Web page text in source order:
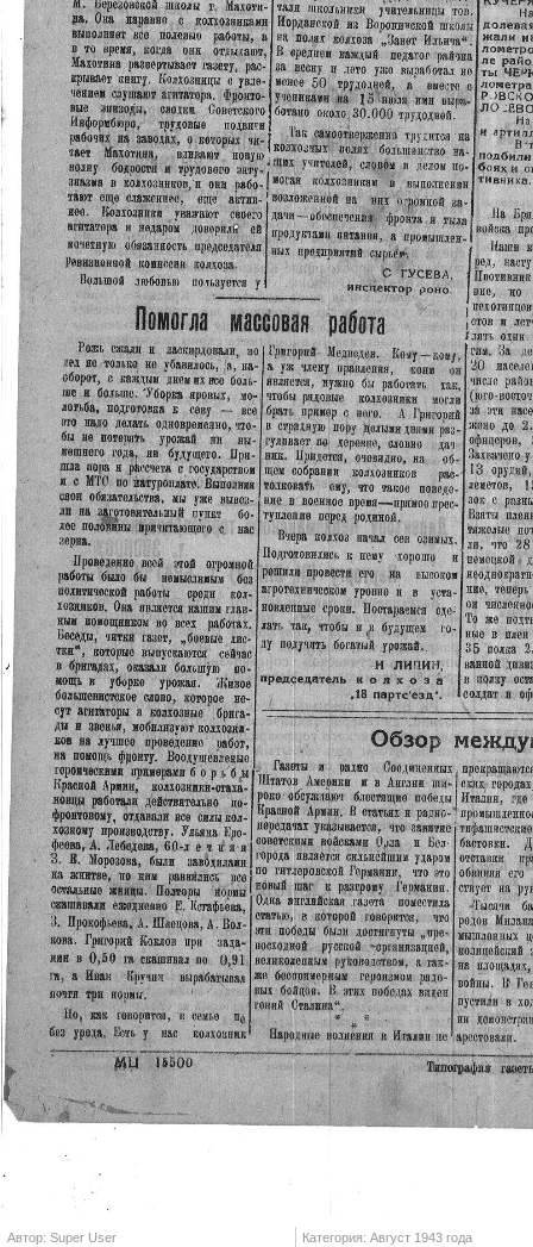
Автор: Super User
Категория: Август 1943 года